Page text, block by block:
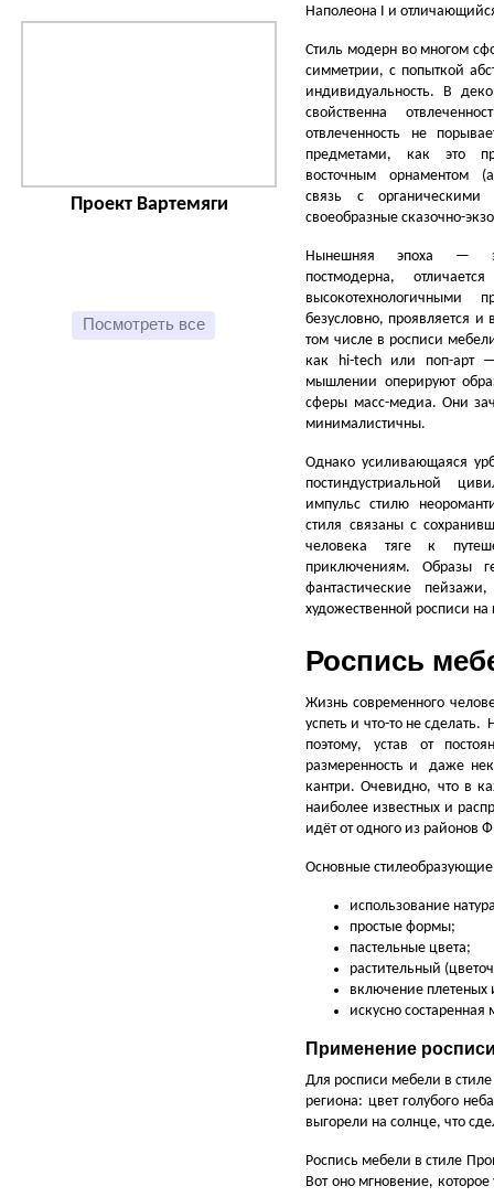
Проект Вартемяги
Посмотреть все
Наполеона I и
Стиль модерн во многом
симметрии, с попыткой
индивидуальность. В
свойственна
отвлеченность не
предметами, как это
восточным орнаментом
связь с
своеобразные сказочно-
Нынешняя эпоха —
постмодерна,
высокотехнологичными
безусловно, проявляется
том числе в росписи
как hi-tech или поп-арт
мышлении оперируют
сферы масс-медиа. Они
минималистичны.
Однако усиливающаяся
постиндустриальной
импульс стилю
стиля связаны с
человека тяге к
приключениям. Образы
фантастические
художественной росписи
Роспись
Жизнь современного
успеть и что-то не
поэтому, устав от
размеренность и даже
кантри. Очевидно, что в
наиболее известных и
идёт от одного из районов
Основные
использование
простые формы;
пастельные цвета;
растительный
включение плетеных
искусно состаренная
Применение
Для росписи мебели в
региона: цвет голубого
выгорели на солнце, что
Роспись мебели в стиле
Вот оно мгновение,